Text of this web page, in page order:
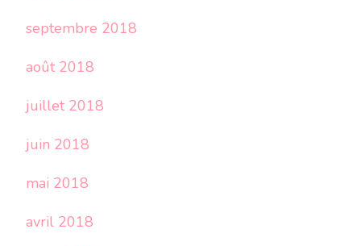
septembre 2018
août 2018
juillet 2018
juin 2018
mai 2018
avril 2018